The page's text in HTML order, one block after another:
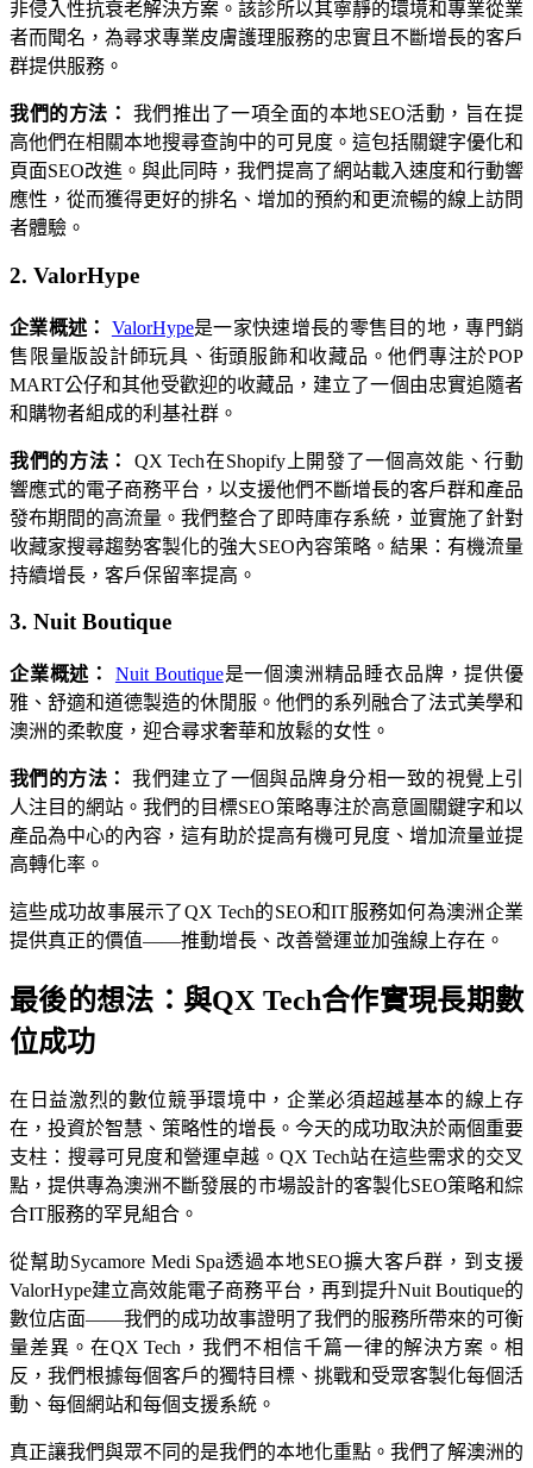
非侵入性抗衰老解決方案。該診所以其寧靜的環境和專業從業
者而聞名，為尋求專業皮膚護理服務的忠實且不斷增長的客戶
群提供服務。
我們的方法：
我們推出了一項全面的本地SEO活動，旨在提
高他們在相關本地搜尋查詢中的可見度。這包括關鍵字優化和
頁面SEO改進。與此同時，我們提高了網站載入速度和行動響
應性，從而獲得更好的排名、增加的預約和更流暢的線上訪問
者體驗。
2. ValorHype
企業概述： ValorHype是一家快速增長的零售目的地，專門銷
售限量版設計師玩具、街頭服飾和收藏品。他們專注於POP
MART公仔和其他受歡迎的收藏品，建立了一個由忠實追隨者
和購物者組成的利基社群。
我們的方法：
QX Tech在Shopify上開發了一個高效能、行動
響應式的電子商務平台，以支援他們不斷增長的客戶群和產品
發布期間的高流量。我們整合了即時庫存系統，並實施了針對
收藏家搜尋趨勢客製化的強大SEO內容策略。結果：有機流量
持續增長，客戶保留率提高。
3. Nuit Boutique
企業概述： Nuit Boutique是一個澳洲精品睡衣品牌，提供優
雅、舒適和道德製造的休閒服。他們的系列融合了法式美學和
澳洲的柔軟度，迎合尋求奢華和放鬆的女性。
我們的方法：
我們建立了一個與品牌身分相一致的視覺上引
人注目的網站。我們的目標SEO策略專注於高意圖關鍵字和以
產品為中心的內容，這有助於提高有機可見度、增加流量並提
高轉化率。
這些成功故事展示了QX Tech的SEO和IT服務如何為澳洲企業
提供真正的價值——推動增長、改善營運並加強線上存在。
最後的想法：與QX Tech合作實現長期數
位成功
在日益激烈的數位競爭環境中，企業必須超越基本的線上存
在，投資於智慧、策略性的增長。今天的成功取決於兩個重要
支柱：搜尋可見度和營運卓越。QX Tech站在這些需求的交叉
點，提供專為澳洲不斷發展的市場設計的客製化SEO策略和綜
合IT服務的罕見組合。
從幫助Sycamore Medi Spa透過本地SEO擴大客戶群，到支援
ValorHype建立高效能電子商務平台，再到提升Nuit Boutique的
數位店面——我們的成功故事證明了我們的服務所帶來的可衡
量差異。在QX Tech，我們不相信千篇一律的解決方案。相
反，我們根據每個客戶的獨特目標、挑戰和受眾客製化每個活
動、每個網站和每個支援系統。
真正讓我們與眾不同的是我們的本地化重點。我們了解澳洲的